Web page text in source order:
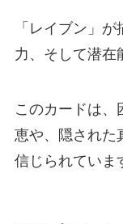
「レイブン」
力、そして潜在
このカードは、
恵や、隠された
信じられていま